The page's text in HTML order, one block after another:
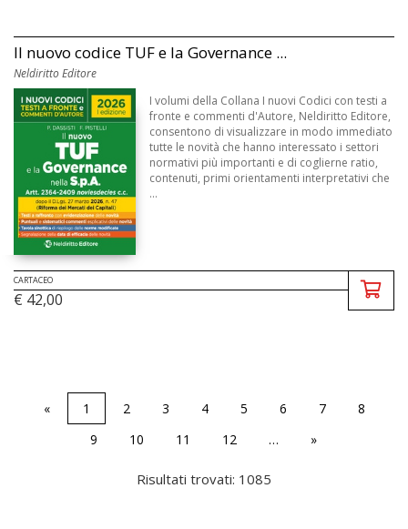
Il nuovo codice TUF e la Governance ...
Neldiritto Editore
I volumi della Collana I nuovi Codici con testi a
fronte e commenti d'Autore, Neldiritto Editore,
consentono di visualizzare in modo immediato
tutte le novità che hanno interessato i settori
normativi più importanti e di coglierne ratio,
contenuti, primi orientamenti interpretativi che
...
CARTACEO
€ 42,00
« 1 2 3 4 5 6 7
8
9
10 11 12 … »
Risultati trovati: 1085